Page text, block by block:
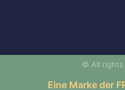
© All rights
Eine Marke der